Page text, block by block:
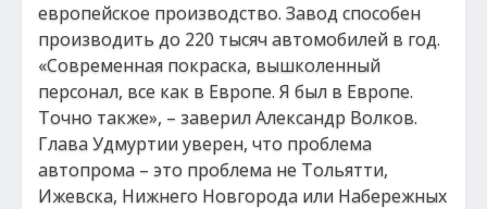
европейское производство. Завод способен
производить до 220 тысяч автомобилей в год.
«Современная покраска, вышколенный
персонал, все как в Европе. Я был в Европе.
Точно также», – заверил Александр Волков.
Глава Удмуртии уверен, что проблема
автопрома – это проблема не Тольятти,
Ижевска, Нижнего Новгорода или Набережных